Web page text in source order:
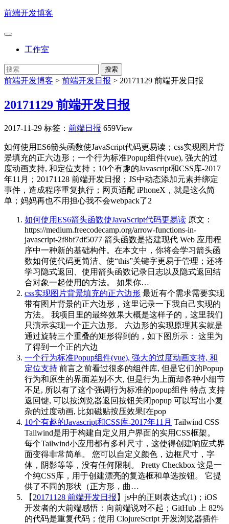
前端开发博客
工作室
前端开发博客 > 前端开发日报 > 20171129 前端开发日报
20171129 前端开发日报
2017-11-29 标签： 前端日报 659View
如何使用ES6箭头函数使JavaScript代码更易读；css实现图片背
景填充的正六边形；一个行为标准Popup组件(vue), 强大的过
度动画支持, 和定位支持；10个有趣的Javascript和CSS库-2017
年11月；20171128 前端开发日报；JS中动态添加元素并绑定
事件，造成程序重复执行；网页适配 iPhoneX，就是这么简
单；妈妈再也不用担心我不会webpack了2
如何使用ES6箭头函数使JavaScript代码更易读 原文：
https://medium.freecodecamp.org/arrow-functions-in-
javascript-2f8bf7df5077 箭头函数是搭建现代 Web 应用程
序中一种新的基础构件。在本文中，你将会学习箭头函
数如何使代码更简洁、使“this”关键字更易于管理；还将
学习隐式返回、使用箭头函数记录日志以及隐式返回结
合对象一起使用的方法。 如果你…
css实现图片背景填充的正六边形 最近有个需求需要实现
带有图片背景的正六边形，这里记录一下我自己实现的
方法。 我项目里的最终效果大概是这样子的，这里我们
只演示实现一个正六边形。 六边形的实现原理其实就是
通过旋转三个重叠的矩形得到的，如下图所示： 这里为
了得到一个正的六边
一个行为标准Popup组件(vue), 强大的过度动画支持, 和
定位支持 前言之前看过很多的组件库, 但是它们的Popup
行为和原生的界面差别不大, 但是行为上面却各种小细节
不足, 所以有了这个强调行为标准的popup组件 特点 支持
返回键, 可以按浏览器返回按钮关闭popup 可以写出小复
杂的过度动画, 比如磁贴按压效果[在pop
10个有趣的Javascript和CSS库-2017年11月 Tailwind CSS
Tailwind是用于构建自定义用户界面的实用CSS框架。
每个Tailwind小应用都有多种尺寸，这使得创建响应式界
面变得非常简单。 您可以自定义颜色，边框尺寸，字
体，阴影等等，没有任何限制。 Pretty Checkbox 这是一
个纯CSS库，用于创建漂亮的复选框和单选按钮。 它提
供了不同的形状（正方形，曲…
【 20171128 前端开发日报 】js中的正则表达式(1)；iOS
开发者的大前端感悟：向前端说对不起；GitHub 上 82%
的代码是重复代码；使用 ClojureScript 开发浏览器插件